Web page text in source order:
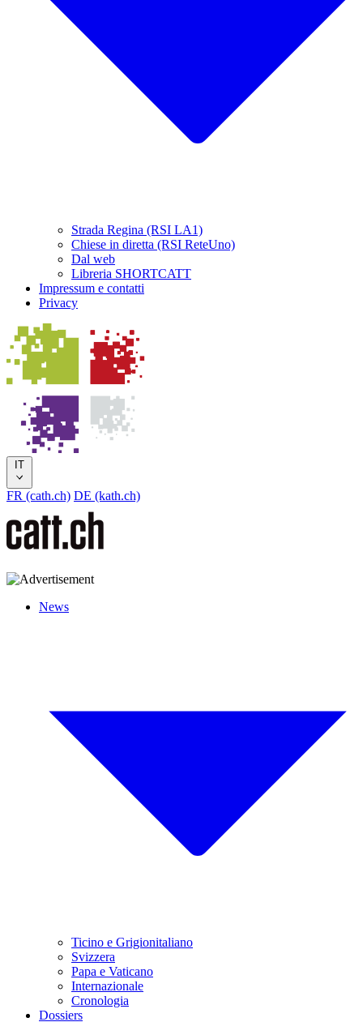
Strada Regina (RSI LA1)
Chiese in diretta (RSI ReteUno)
Dal web
Libreria SHORTCATT
Impressum e contatti
Privacy
IT
FR (cath.ch) DE (kath.ch)
News
Ticino e Grigionitaliano
Svizzera
Papa e Vaticano
Internazionale
Cronologia
Dossiers